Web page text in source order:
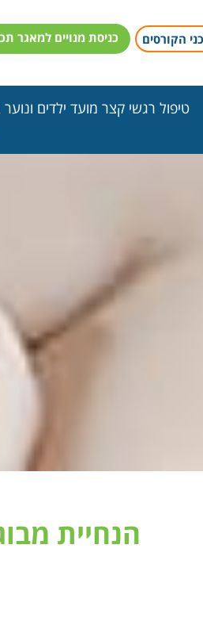
כניסת מנויים למאגר הקורסים
טיפול רגשי קצר מועד ילדים
הנחיית